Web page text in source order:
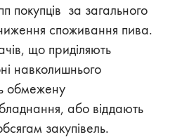
покупців за загального
споживання пива.
що приділяють
навколишнього
обмежену
або віддають
закупівель.